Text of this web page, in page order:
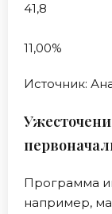
41,8
11,00%
Источник:
Программа
например,